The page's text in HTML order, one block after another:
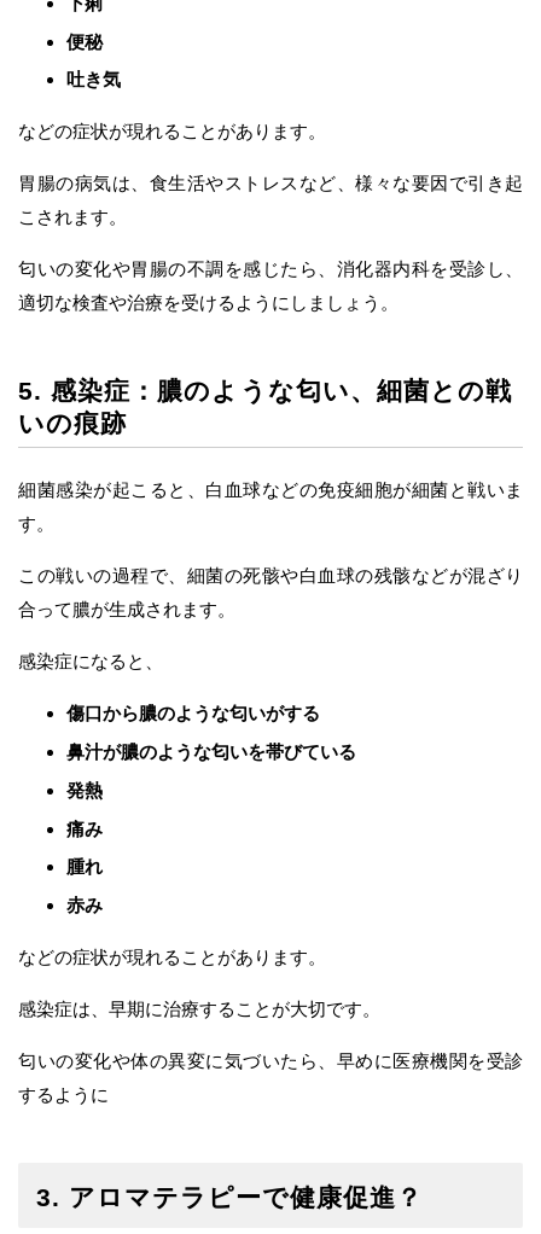
便秘
吐き気
などの症状が現れることがあります。
胃腸の病気は、食生活やストレスなど、様々な要因で引き起
こされます。
匂いの変化や胃腸の不調を感じたら、消化器内科を受診し、
適切な検査や治療を受けるようにしましょう。
5. 感染症：膿のような匂い、細菌との戦
いの痕跡
細菌感染が起こると、白血球などの免疫細胞が細菌と戦いま
す。
この戦いの過程で、細菌の死骸や白血球の残骸などが混ざり
合って膿が生成されます。
感染症になると、
傷口から膿のような匂いがする
鼻汁が膿のような匂いを帯びている
発熱
痛み
腫れ
赤み
などの症状が現れることがあります。
感染症は、早期に治療することが大切です。
匂いの変化や体の異変に気づいたら、早めに医療機関を受診
するように
3. アロマテラピーで健康促進？